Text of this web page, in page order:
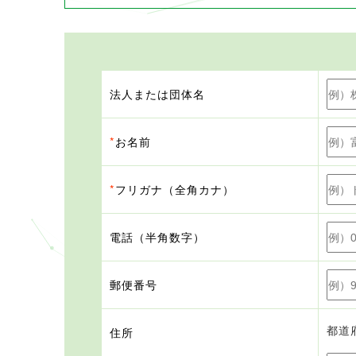
法人または団体名
*お名前
*フリガナ（全角カナ）
電話（半角数字）
郵便番号
住所 都道